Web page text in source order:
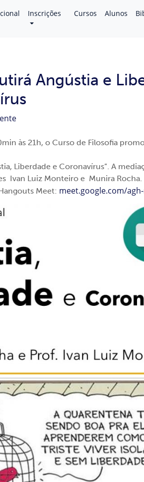
Inscrições Cursos Alunos
Angústia e
às 21h, o Curso de Filosofia
Liberdade e Coronavírus”. A
Ivan Luiz Monteiro e Munira Rocha.
Meet: meet.google.com/